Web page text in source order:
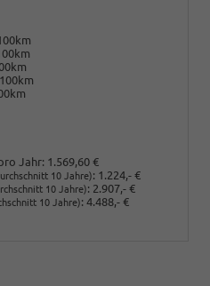
Jahr: 1.569,60 €
10 Jahre): 1.224,- €
10 Jahre): 2.907,- €
10 Jahre): 4.488,- €